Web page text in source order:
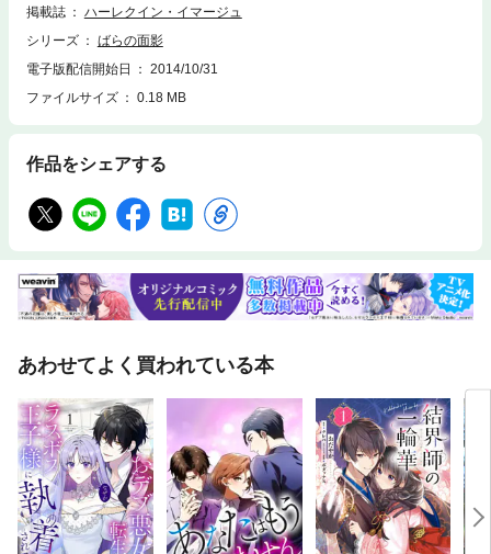
師である、愛情深い婚約者が……。
掲載誌
ハーレクイン・イマージュ
シリーズ
ばらの面影
電子版配信開始日
2014/10/31
ファイルサイズ
0.18 MB
作品をシェアする
あわせてよく買われている本